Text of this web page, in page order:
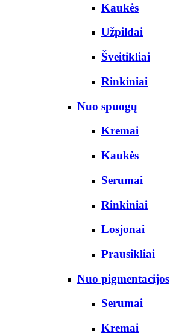
Kaukės
Užpildai
Šveitikliai
Rinkiniai
Nuo spuogų
Kremai
Kaukės
Serumai
Rinkiniai
Losjonai
Prausikliai
Nuo pigmentacijos
Serumai
Kremai